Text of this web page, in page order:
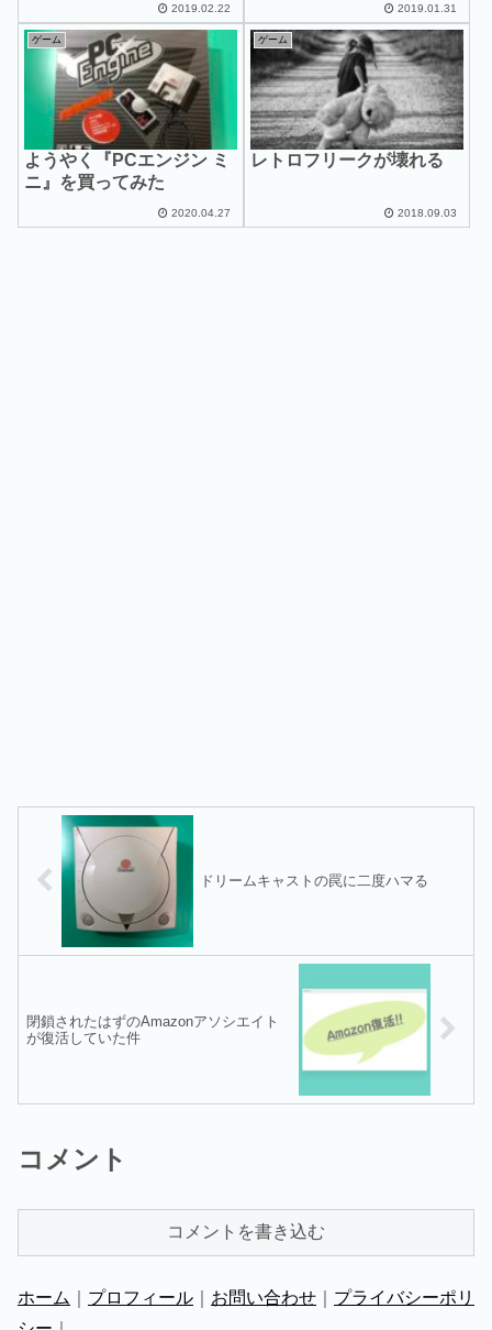
2019.02.22 2019.01.31
ゲーム
ようやく『PCエンジン ミ
ニ』を買ってみた
2020.04.27
ゲーム
レトロフリークが壊れる
2018.09.03
ドリームキャストの罠に二度ハマる
閉鎖されたはずのAmazonアソシエイト
が復活していた件
コメント
コメントを書き込む
ホーム プロフィール お問い合わせ
プライバシーポリ